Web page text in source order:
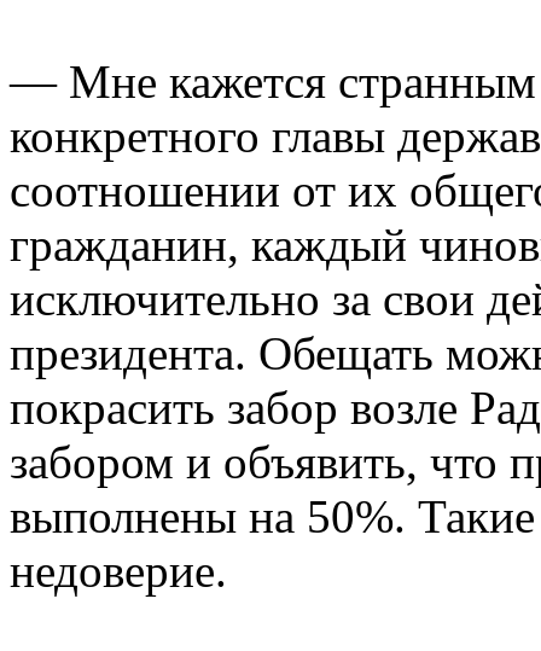
— Мне кажется странным
конкретного главы
соотношении от их
гражданин, каждый
исключительно за свои
президента. Обещать
покрасить забор возле
забором и объявить, что
выполнены на 50%.
недоверие.